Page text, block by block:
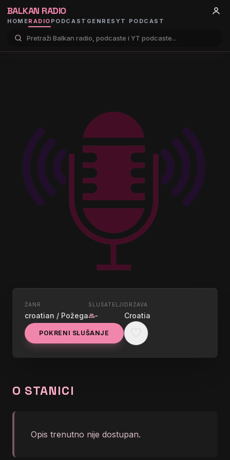
BALKAN RADIO
HOMERADIO PODCAST GENRES YT PODCAST
UŽIVO
LAGANINI POŽEGA
graphic_eq
ŽANR
croatian / Požega
SLUŠATELJI
group-
DRŽAVA
Croatia
POKRENI SLUŠANJE
O STANICI
Opis trenutno nije dostupan.